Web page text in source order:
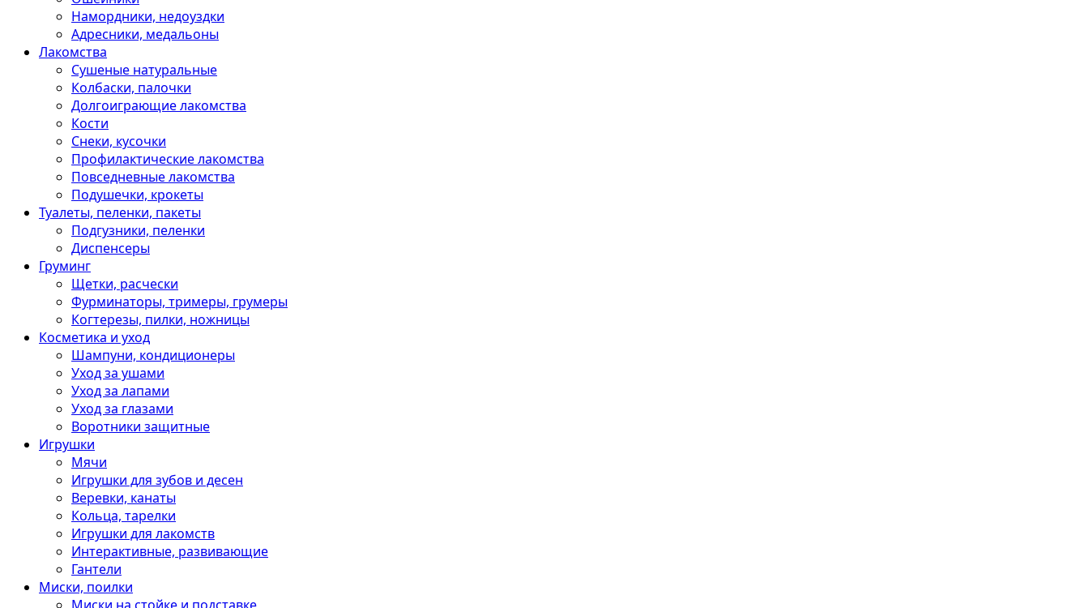
Намордники, недоуздки
Адресники, медальоны
Лакомства
Сушеные натуральные
Колбаски, палочки
Долгоиграющие лакомства
Кости
Снеки, кусочки
Профилактические лакомства
Повседневные лакомства
Подушечки, крокеты
Туалеты, пеленки, пакеты
Подгузники, пеленки
Диспенсеры
Груминг
Щетки, расчески
Фурминаторы, тримеры, грумеры
Когтерезы, пилки, ножницы
Косметика и уход
Шампуни, кондиционеры
Уход за ушами
Уход за лапами
Уход за глазами
Воротники защитные
Игрушки
Мячи
Игрушки для зубов и десен
Веревки, канаты
Кольца, тарелки
Игрушки для лакомств
Интерактивные, развивающие
Гантели
Миски, поилки